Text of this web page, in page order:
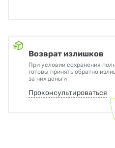
Возврат излишков
При условии сохранения
готовы принять обратно
за них деньги
Проконсультироваться